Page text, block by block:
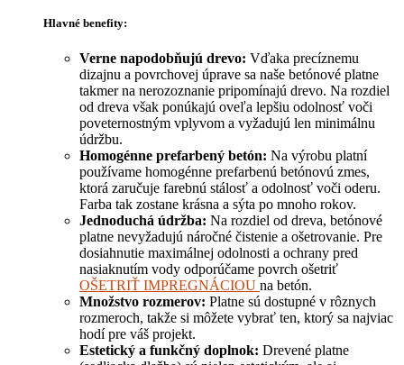
Hlavné benefity:
Verne napodobňujú drevo: Vďaka precíznemu
dizajnu a povrchovej úprave sa naše betónové platne
takmer na nerozoznanie pripomínajú drevo. Na rozdiel
od dreva však ponúkajú oveľa lepšiu odolnosť voči
poveternostným vplyvom a vyžadujú len minimálnu
údržbu.
Homogénne prefarbený betón: Na výrobu platní
používame homogénne prefarbenú betónovú zmes,
ktorá zaručuje farebnú stálosť a odolnosť voči oderu.
Farba tak zostane krásna a sýta po mnoho rokov.
Jednoduchá údržba: Na rozdiel od dreva, betónové
platne nevyžadujú náročné čistenie a ošetrovanie. Pre
dosiahnutie maximálnej odolnosti a ochrany pred
nasiaknutím vody odporúčame povrch ošetriť
OŠETRIŤ IMPREGNÁCIOU na betón.
Množstvo rozmerov: Platne sú dostupné v rôznych
rozmeroch, takže si môžete vybrať ten, ktorý sa najviac
hodí pre váš projekt.
Estetický a funkčný doplnok: Drevené platne